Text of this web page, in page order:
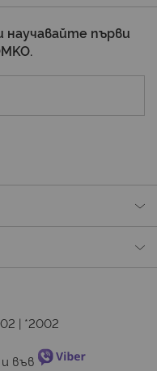
първи
| *2002
във